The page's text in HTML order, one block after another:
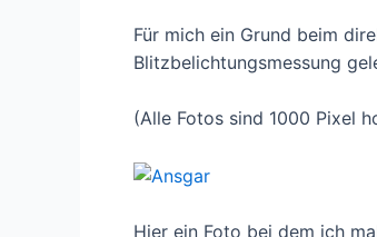
Für mich ein Grund beim
Blitzbelichtungsmessung
(Alle Fotos sind 1000 Pixel
Hier ein Foto bei dem ich